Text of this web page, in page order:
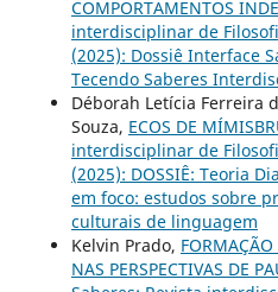
COMPORTAMENTOS
interdisciplinar de
(2025): Dossiê Interface
Tecendo Saberes
Déborah Letícia Ferreira
Souza, ECOS DE
interdisciplinar de
(2025): DOSSIÊ: Teoria
em foco: estudos sobre
culturais de linguagem
Kelvin Prado,
NAS PERSPECTIVAS DE